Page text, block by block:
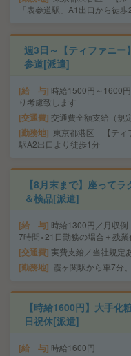
「表参道駅」A1出口から徒歩
週3日～【ティファニ
参道[派遣]
給 与 時給1500円～1600
り考慮致します
交通費 交通費全額支給（規
勤務地
東京都港区 【ティ
駅A2出口より徒歩1分
【8月末まで】座って
＆検品[派遣]
給 与 時給1300円／月収
7時間×21日勤務の場合＋残
交通費 実費支給／当社規定あ
勤務地 霞ヶ関駅から車7分
【時給1600円】大手
日祝休[派遣]
給 与 時給1600円